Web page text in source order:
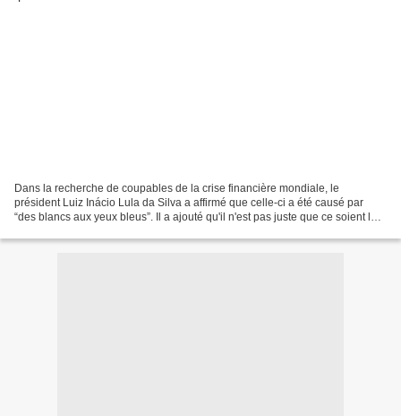
Dans la recherche de coupables de la crise financière mondiale, le
président Luiz Inácio Lula da Silva a affirmé que celle-ci a été causé par
“des blancs aux yeux bleus”. Il a ajouté qu'il n'est pas juste que ce soient les